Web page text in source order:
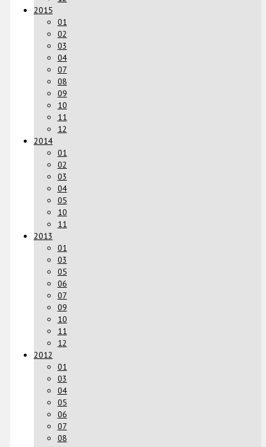
2015
01
02
03
04
07
08
09
10
11
12
2014
01
02
03
04
05
10
11
2013
01
03
05
06
07
09
10
11
12
2012
01
03
04
05
06
07
08